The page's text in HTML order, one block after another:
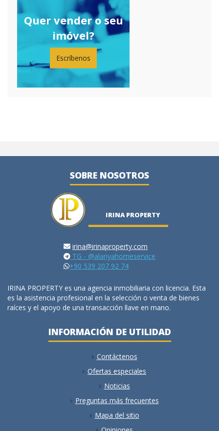
Quer vender o seu
imóvel?
Escríbenos
SOBRE NOSOTROS
IRINA PROPERTY
irina@irinaproperty.com
TG - @alanyahomeservice
+90 539 207 92 74
IRINA PROPERTY es una agencia inmobiliaria con licencia. Esta
es la asistencia profesional en la selección o venta de bienes
raíces y el apoyo de una transacción llave en mano.
INFORMACIÓN DE UTILIDAD
Contáctenos
Ofertas especiales
Noticias
Preguntas más frecuentes
Mapa del sitio